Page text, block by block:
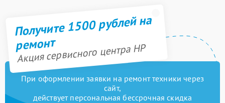
Получите 1500 рублей на
ремонт
Акция сервисного центра HP
При оформлении заявки на ремонт техники через
сайт,
действует персональная бессрочная скидка